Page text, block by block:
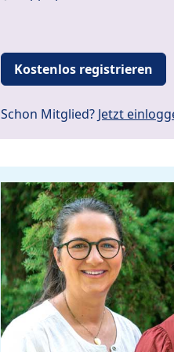
Kostenlos registrieren
Schon Mitglied? Jetzt